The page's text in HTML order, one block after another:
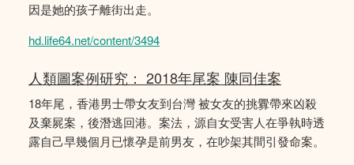
因是她的孩子離街出走。
hd.life64.net/content/3494
人類圖案例研究： 2018年尾案 陳同佳案
18年尾，香港男士帶女友到台灣 被女友的挑釁帶來凶殺
及棄屍案，後潛逃回港。案法，源自女受害人在爭執時透
露自己早幾個月已懷孕是前男友，在吵架其間引發命案。